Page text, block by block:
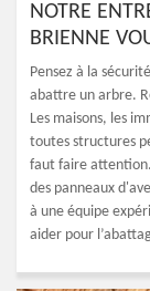
NOTRE
BRIENNE
Pensez à la
abattre un arbre.
Les maisons, les
toutes structures
faut faire attention.
des panneaux
à une équipe
aider pour